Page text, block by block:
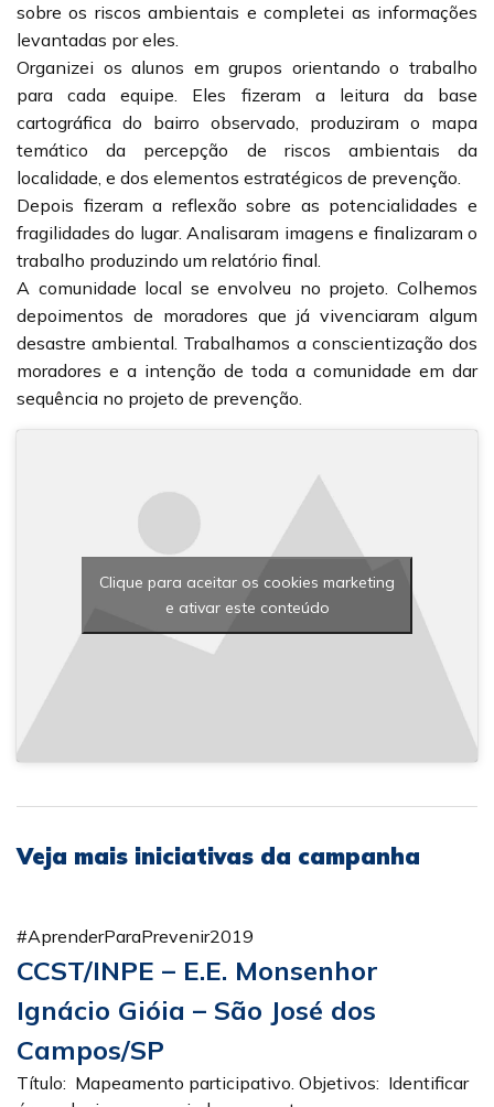
sobre os riscos ambientais e completei as informações
levantadas por eles.
Organizei os alunos em grupos orientando o trabalho
para cada equipe. Eles fizeram a leitura da base
cartográfica do bairro observado, produziram o mapa
temático da percepção de riscos ambientais da
localidade, e dos elementos estratégicos de prevenção.
Depois fizeram a reflexão sobre as potencialidades e
fragilidades do lugar. Analisaram imagens e finalizaram o
trabalho produzindo um relatório final.
A comunidade local se envolveu no projeto. Colhemos
depoimentos de moradores que já vivenciaram algum
desastre ambiental. Trabalhamos a conscientização dos
moradores e a intenção de toda a comunidade em dar
sequência no projeto de prevenção.
Clique para aceitar os cookies marketing
e ativar este conteúdo
Veja mais iniciativas da campanha
#AprenderParaPrevenir2019
CCST/INPE – E.E. Monsenhor
Ignácio Gióia – São José dos
Campos/SP
Título: Mapeamento participativo. Objetivos: Identificar